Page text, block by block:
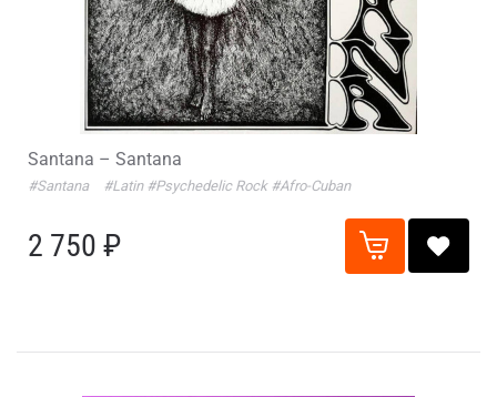
Santana – Santana
#Santana #Latin #Psychedelic Rock #Afro-Cuban
2 750 ₽